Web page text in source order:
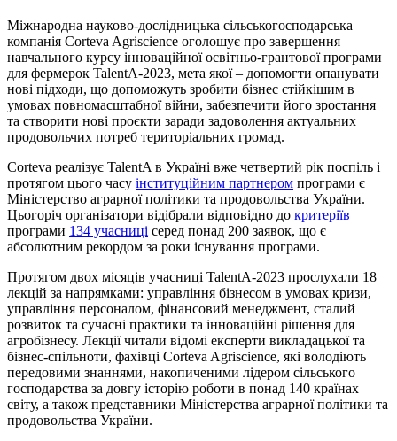
Міжнародна науково-дослідницька сільськогосподарська
компанія Corteva Agriscience оголошує про завершення
навчального курсу інноваційної освітньо-грантової програми
для фермерок TalentA-2023, мета якої – допомогти опанувати
нові підходи, що допоможуть зробити бізнес стійкішим в
умовах повномасштабної війни, забезпечити його зростання
та створити нові проєкти заради задоволення актуальних
продовольчих потреб територіальних громад.
Corteva реалізує TalentA в Україні вже четвертий рік поспіль і
протягом цього часу інституційним партнером програми є
Міністерство аграрної політики та продовольства України.
Цьогоріч організатори відібрали відповідно до критеріїв
програми 134 учасниці серед понад 200 заявок, що є
абсолютним рекордом за роки існування програми.
Протягом двох місяців учасниці TalentA-2023 прослухали 18
лекцій за напрямками: управління бізнесом в умовах кризи,
управління персоналом, фінансовий менеджмент, сталий
розвиток та сучасні практики та інноваційні рішення для
агробізнесу. Лекції читали відомі експерти викладацької та
бізнес-спільноти, фахівці Corteva Agriscience, які володіють
передовими знаннями, накопиченими лідером сільського
господарства за довгу історію роботи в понад 140 країнах
світу, а також представники Міністерства аграрної політики та
продовольства України.